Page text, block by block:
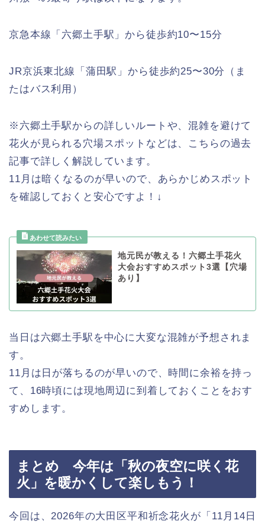
京急本線「六郷土手駅」から徒歩約10〜15分
JR京浜東北線「蒲田駅」から徒歩約25〜30分（ま
たはバス利用）
※六郷土手駅からの詳しいルートや、混雑を避けて
花火が見られる穴場スポットなどは、こちらの過去
記事で詳しく解説しています。
11月は暗くなるのが早いので、あらかじめスポット
を確認しておくと安心ですよ！↓
地元民が教える！六郷土手花火
大会おすすめスポット3選【穴場
あり】
当日は六郷土手駅を中心に大変な混雑が予想されま
す。
11月は日が落ちるのが早いので、時間に余裕を持っ
て、16時頃には現地周辺に到着しておくことをおす
すめします。
まとめ 今年は「秋の夜空に咲く花
火」を暖かくして楽しもう！
今回は、2026年の大田区平和祈念花火が「11月14日